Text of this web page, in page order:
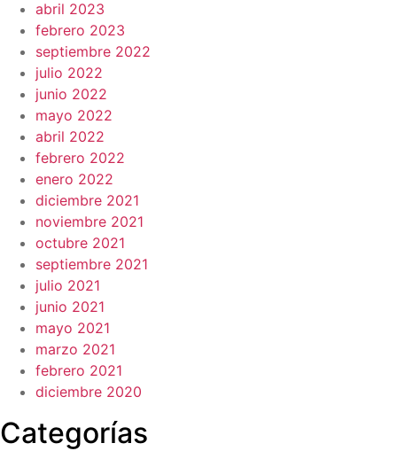
abril 2023
febrero 2023
septiembre 2022
julio 2022
junio 2022
mayo 2022
abril 2022
febrero 2022
enero 2022
diciembre 2021
noviembre 2021
octubre 2021
septiembre 2021
julio 2021
junio 2021
mayo 2021
marzo 2021
febrero 2021
diciembre 2020
Categorías